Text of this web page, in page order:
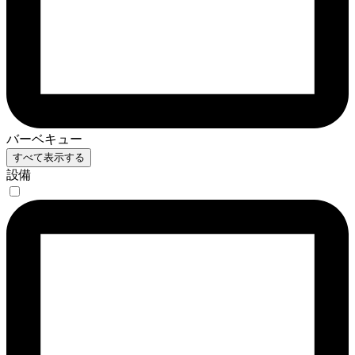
バーベキュー
すべて表示する
設備